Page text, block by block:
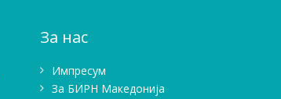
За нас
Импресум
Зa БИРН Македонија